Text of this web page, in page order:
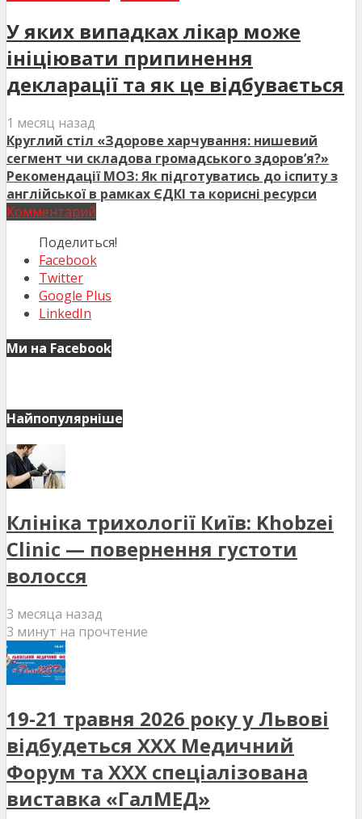
У яких випадках лікар може
ініціювати припинення
декларації та як це відбувається
1 месяц назад
Круглий стіл «Здорове харчування: нишевий
сегмент чи складова громадського здоров’я?»
Рекомендації МОЗ: Як підготуватись до іспиту з
англійської в рамках ЄДКІ та корисні ресурси
Комментарий
Поделиться!
Facebook
Twitter
Google Plus
LinkedIn
Ми на Facebook
Найпопулярніше
Клініка трихології Київ: Khobzei
Clinic — повернення густоти
волосся
3 месяца назад
3 минут на прочтение
19-21 травня 2026 року у Львові
відбудеться XXX Медичний
Форум та XXX спеціалізована
виставка «ГалМЕД»